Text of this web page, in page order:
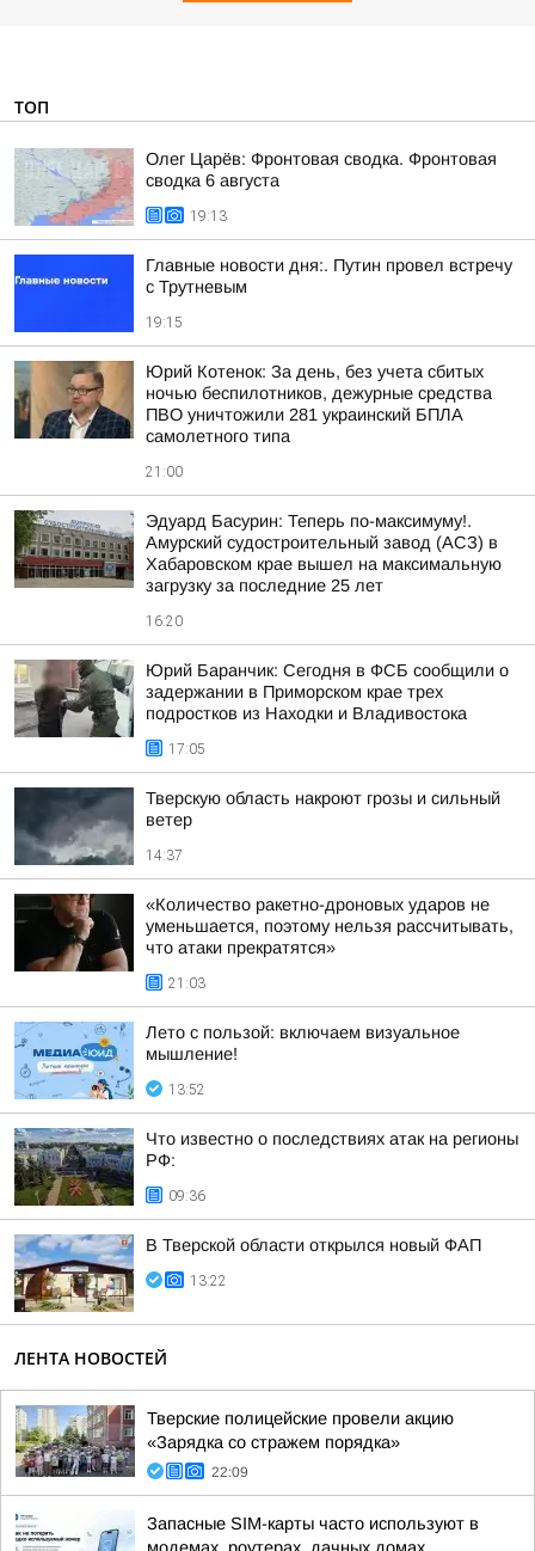
ТОП
Олег Царёв: Фронтовая сводка. Фронтовая
сводка 6 августа
19:13
Главные новости дня:. Путин провел встречу
с Трутневым
19:15
Юрий Котенок: За день, без учета сбитых
ночью беспилотников, дежурные средства
ПВО уничтожили 281 украинский БПЛА
самолетного типа
21:00
Эдуард Басурин: Теперь по-максимуму!.
Амурский судостроительный завод (АСЗ) в
Хабаровском крае вышел на максимальную
загрузку за последние 25 лет
16:20
Юрий Баранчик: Сегодня в ФСБ сообщили о
задержании в Приморском крае трех
подростков из Находки и Владивостока
17:05
Тверскую область накроют грозы и сильный
ветер
14:37
«Количество ракетно-дроновых ударов не
уменьшается, поэтому нельзя рассчитывать,
что атаки прекратятся»
21:03
Лето с пользой: включаем визуальное
мышление!
13:52
Что известно о последствиях атак на регионы
РФ:
09:36
В Тверской области открылся новый ФАП
13:22
ЛЕНТА НОВОСТЕЙ
Тверские полицейские провели акцию
«Зарядка со стражем порядка»
22:09
Запасные SIM-карты часто используют в